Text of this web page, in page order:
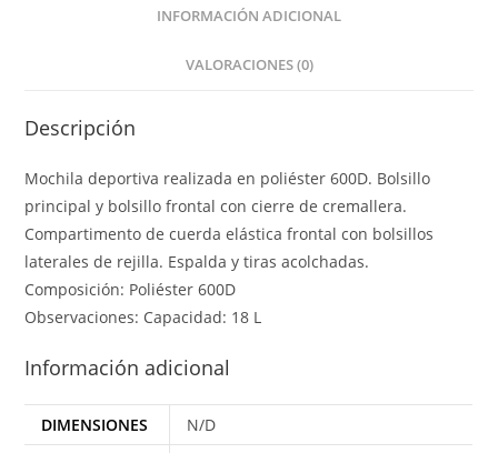
INFORMACIÓN ADICIONAL
VALORACIONES (0)
Descripción
Mochila deportiva realizada en poliéster 600D. Bolsillo
principal y bolsillo frontal con cierre de cremallera.
Compartimento de cuerda elástica frontal con bolsillos
laterales de rejilla. Espalda y tiras acolchadas.
Composición: Poliéster 600D
Observaciones: Capacidad: 18 L
Información adicional
DIMENSIONES
N/D